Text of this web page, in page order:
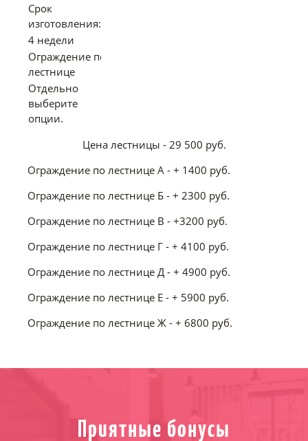
Срок
изготовления:
4 недели
Ограждение по
лестнице
Отдельно
выберите
опции.
Цена лестницы - 29 500 руб.
Ограждение по лестнице А - + 1400 руб.
Ограждение по лестнице Б - + 2300 руб.
Ограждение по лестнице В - +3200 руб.
Ограждение по лестнице Г - + 4100 руб.
Ограждение по лестнице Д - + 4900 руб.
Ограждение по лестнице Е - + 5900 руб.
Ограждение по лестнице Ж - + 6800 руб.
Приятные бонусы